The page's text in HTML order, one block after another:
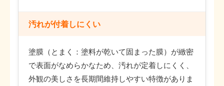
汚れが付着しにくい
塗膜（とまく：塗料が乾いて固まった膜）が緻密
で表面がなめらかなため、汚れが定着しにくく、
外観の美しさを長期間維持しやすい特徴がありま